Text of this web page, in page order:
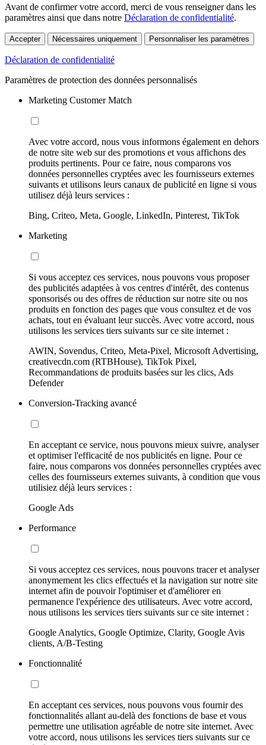
Avant de confirmer votre accord, merci de vous renseigner dans les
paramètres ainsi que dans notre Déclaration de confidentialité.
Accepter Nécessaires uniquement Personnaliser les paramètres
Déclaration de confidentialité
Paramètres de protection des données personnalisés
Marketing Customer Match
Avec votre accord, nous vous informons également en dehors
de notre site web sur des promotions et vous affichons des
produits pertinents. Pour ce faire, nous comparons vos
données personnelles cryptées avec les fournisseurs externes
suivants et utilisons leurs canaux de publicité en ligne si vous
utilisez déjà leurs services :
Bing, Criteo, Meta, Google, LinkedIn, Pinterest, TikTok
Marketing
Si vous acceptez ces services, nous pouvons vous proposer
des publicités adaptées à vos centres d'intérêt, des contenus
sponsorisés ou des offres de réduction sur notre site ou nos
produits en fonction des pages que vous consultez et de vos
achats, tout en évaluant leur succès. Avec votre accord, nous
utilisons les services tiers suivants sur ce site internet :
AWIN, Sovendus, Criteo, Meta-Pixel, Microsoft Advertising,
creativecdn.com (RTBHouse), TikTok Pixel,
Recommandations de produits basées sur les clics, Ads
Defender
Conversion-Tracking avancé
En acceptant ce service, nous pouvons mieux suivre, analyser
et optimiser l'efficacité de nos publicités en ligne. Pour ce
faire, nous comparons vos données personnelles cryptées avec
celles des fournisseurs externes suivants, à condition que vous
utilisiez déjà leurs services :
Google Ads
Performance
Si vous acceptez ces services, nous pouvons tracer et analyser
anonymement les clics effectués et la navigation sur notre site
internet afin de pouvoir l'optimiser et d'améliorer en
permanence l'expérience des utilisateurs. Avec votre accord,
nous utilisons les services tiers suivants sur ce site internet :
Google Analytics, Google Optimize, Clarity, Google Avis
clients, A/B-Testing
Fonctionnalité
En acceptant ces services, nous pouvons vous fournir des
fonctionnalités allant au-delà des fonctions de base et vous
permettre une utilisation agréable de notre site internet. Avec
votre accord, nous utilisons les services tiers suivants sur ce